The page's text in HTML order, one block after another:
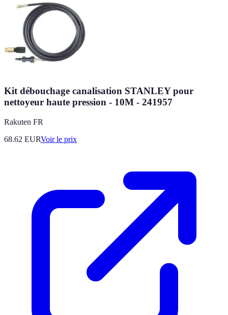
Kit débouchage canalisation STANLEY pour
nettoyeur haute pression - 10M - 241957
Rakuten FR
68.62 EURVoir le prix